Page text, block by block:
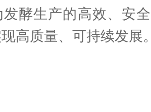
发酵生产的高效、安
高质量、可持续发展